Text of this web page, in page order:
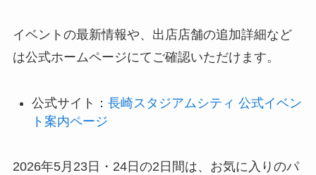
イベントの最新情報や、出店店舗の追加詳細など
は公式ホームページにてご確認いただけます。
公式サイト： 長崎スタジアムシティ 公式イベン
ト案内ページ
2026年5月23日・24日の2日間は、お気に入りのパ